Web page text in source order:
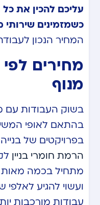
עליכם להכין את
כשמזמינים שירותי
המחיר הנכון
מחירים לפי
מנוף
בשוק העבודות עם
בהתאם לאופי
בפרויקטים של
הרמת חומרי בניין
מתחיל בכמה
ועשוי להגיע
עבודות מורכבות